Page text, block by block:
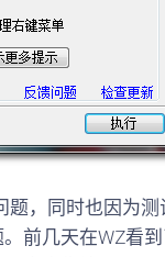
，同时也因为测
前几天在WZ看到